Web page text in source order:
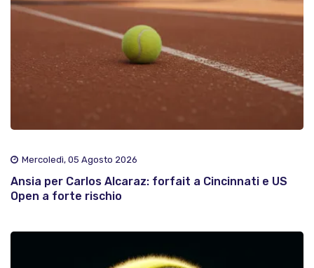
Mercoledì, 05 Agosto 2026
Ansia per Carlos Alcaraz: forfait a Cincinnati e US
Open a forte rischio